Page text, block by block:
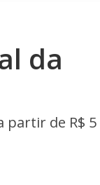
da
partir de R$ 5